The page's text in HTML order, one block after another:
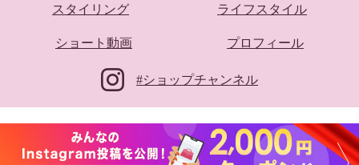
スタイリング ライフスタイル
ショート動画 プロフィール
#ショップチャンネル